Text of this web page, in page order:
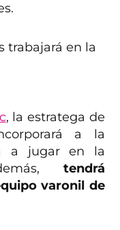
, la estratega de
a la
a jugar en la
tendrá
varonil de